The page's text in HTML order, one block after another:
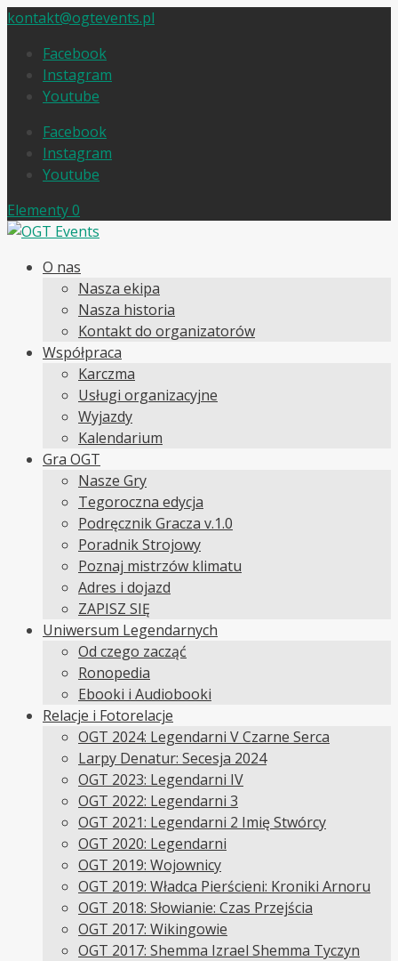
kontakt@ogtevents.pl
Facebook
Instagram
Youtube
Facebook
Instagram
Youtube
Elementy 0
O nas
Nasza ekipa
Nasza historia
Kontakt do organizatorów
Współpraca
Karczma
Usługi organizacyjne
Wyjazdy
Kalendarium
Gra OGT
Nasze Gry
Tegoroczna edycja
Podręcznik Gracza v.1.0
Poradnik Strojowy
Poznaj mistrzów klimatu
Adres i dojazd
ZAPISZ SIĘ
Uniwersum Legendarnych
Od czego zacząć
Ronopedia
Ebooki i Audiobooki
Relacje i Fotorelacje
OGT 2024: Legendarni V Czarne Serca
Larpy Denatur: Secesja 2024
OGT 2023: Legendarni IV
OGT 2022: Legendarni 3
OGT 2021: Legendarni 2 Imię Stwórcy
OGT 2020: Legendarni
OGT 2019: Wojownicy
OGT 2019: Władca Pierścieni: Kroniki Arnoru
OGT 2018: Słowianie: Czas Przejścia
OGT 2017: Wikingowie
OGT 2017: Shemma Izrael Shemma Tyczyn